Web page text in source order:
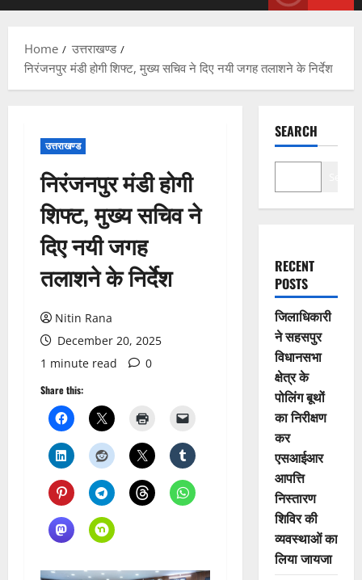
Home
उत्तराखण्ड
निरंजनपुर मंडी होगी शिफ्ट, मुख्य सचिव ने दिए नयी जगह तलाशने के निर्देश
उत्तराखण्ड
निरंजनपुर मंडी होगी
शिफ्ट, मुख्य सचिव ने
दिए नयी जगह
तलाशने के निर्देश
Nitin Rana
December 20, 2025
1 minute read
0
Share this:
SEARCH
RECENT
POSTS
जिलाधिकारी
ने सहसपुर
विधानसभा
क्षेत्र के
पोलिंग बूथों
का निरीक्षण
कर
एसआईआर
आपत्ति
निस्तारण
शिविर की
व्यवस्थाओं का
लिया जायजा